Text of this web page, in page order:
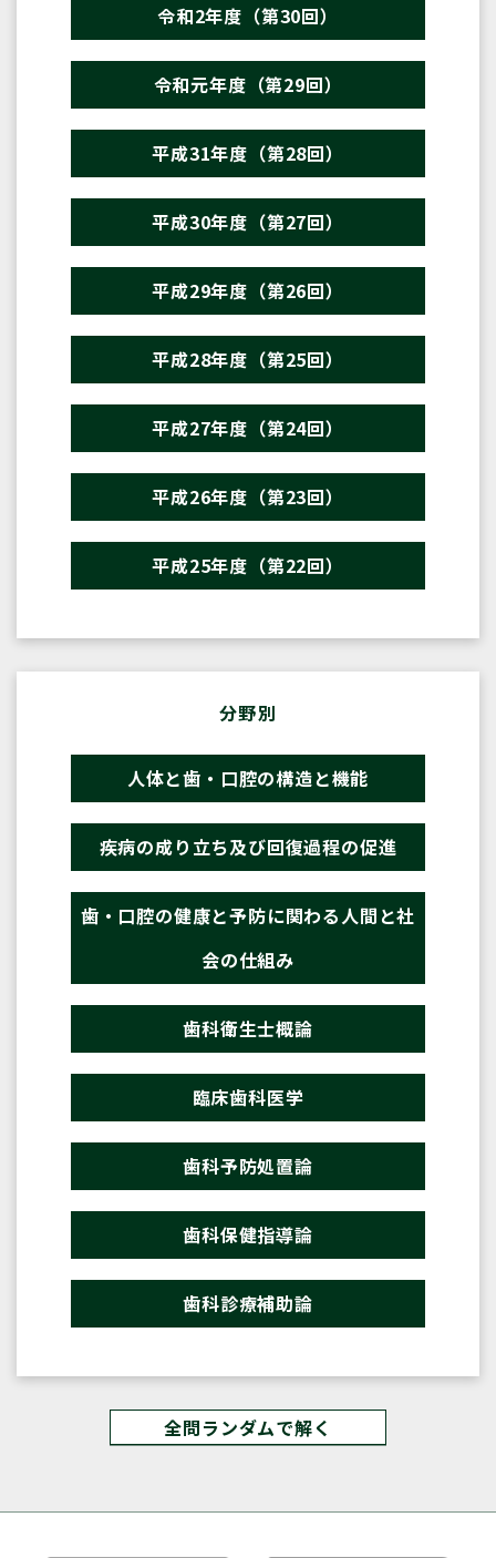
令和2年度（第30回）
令和元年度（第29回）
平成31年度（第28回）
平成30年度（第27回）
平成29年度（第26回）
平成28年度（第25回）
平成27年度（第24回）
平成26年度（第23回）
平成25年度（第22回）
分野別
人体と歯・口腔の構造と機能
疾病の成り立ち及び回復過程の促進
歯・口腔の健康と予防に関わる人間と社
会の仕組み
歯科衛生士概論
臨床歯科医学
歯科予防処置論
歯科保健指導論
歯科診療補助論
全問ランダムで解く